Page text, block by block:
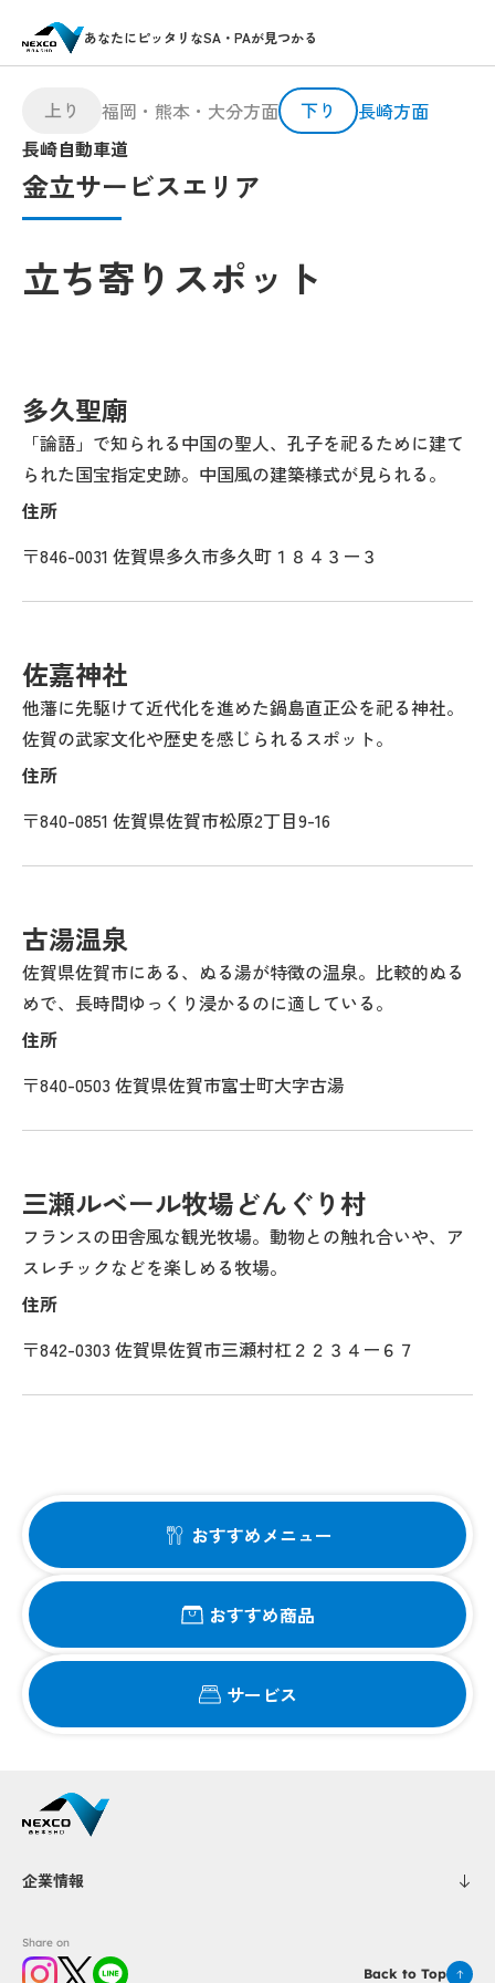
あなたにピッタリなSA・PAが見つかる
長崎自動車道
金立サービスエリア
上り 福岡・熊本・大分方面 下り 長崎方面
立ち寄りスポット
多久聖廟
「論語」で知られる中国の聖人、孔子を祀るために建て
られた国宝指定史跡。中国風の建築様式が見られる。
住所
〒846-0031 佐賀県多久市多久町１８４３ー３
佐嘉神社
他藩に先駆けて近代化を進めた鍋島直正公を祀る神社。
佐賀の武家文化や歴史を感じられるスポット。
住所
〒840-0851 佐賀県佐賀市松原2丁目9-16
古湯温泉
佐賀県佐賀市にある、ぬる湯が特徴の温泉。比較的ぬる
めで、長時間ゆっくり浸かるのに適している。
住所
〒840-0503 佐賀県佐賀市富士町大字古湯
三瀬ルベール牧場どんぐり村
フランスの田舎風な観光牧場。動物との触れ合いや、ア
スレチックなどを楽しめる牧場。
住所
〒842-0303 佐賀県佐賀市三瀬村杠２２３４ー６７
おすすめメニュー
おすすめ商品
サービス
企業情報
Share on
Back to Top